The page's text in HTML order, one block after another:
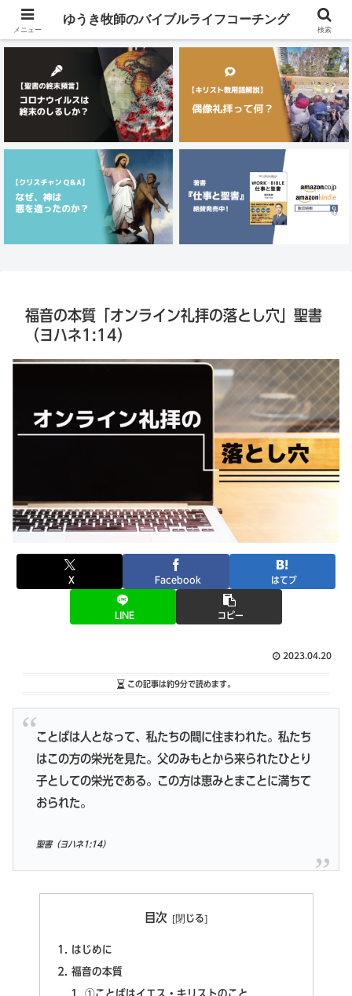
メニュー
福音の本質「オンライン礼拝の落とし穴」聖書
（ヨハネ1:14）
X Facebook はてブ
LINE コピー
2023.04.20
この記事は約9分で読めます。
ことばは人となって、私たちの間に住まわれた。私たち
はこの方の栄光を見た。父のみもとから来られたひとり
子としての栄光である。この方は恵みとまことに満ちて
おられた。
聖書（ヨハネ1:14）
目次
はじめに
福音の本質
①ことばはイエス・キリストのこと
メニュー
ゆうき牧師のバイブルライフコーチング
検索